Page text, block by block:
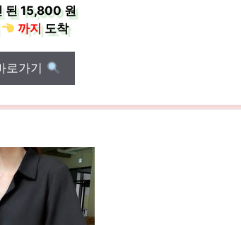
된15,800 원
까지도착
로가기